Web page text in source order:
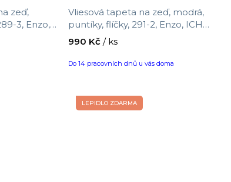
zeď,
3, Enzo,
10,05 x
Vliesová tapeta na zeď, modrá,
puntíky, flíčky, 291-2, Enzo, ICH
Wallcoverings, velikost 10,05 x 0,53
Do 14 pracovních dnů u vás doma
990 Kč / ks
LEPIDLO ZDARMA